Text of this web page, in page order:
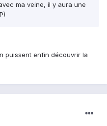
ma veine, il y aura une
puissent enfin découvrir la